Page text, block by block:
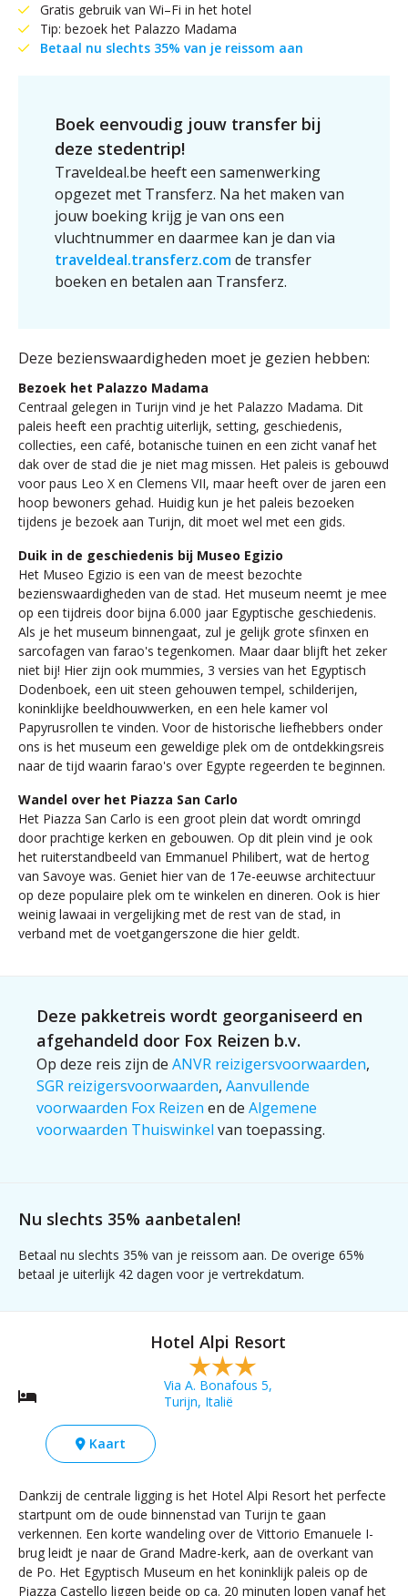
Gratis gebruik van Wi–Fi in het hotel
Tip: bezoek het Palazzo Madama
Betaal nu slechts 35% van je reissom aan
Boek eenvoudig jouw transfer bij
deze stedentrip!
Traveldeal.be heeft een samenwerking
opgezet met Transferz. Na het maken van
jouw boeking krijg je van ons een
vluchtnummer en daarmee kan je dan via
traveldeal.transferz.comde transfer
boeken en betalen aan Transferz.
Deze bezienswaardigheden moet je gezien hebben:
Bezoek het Palazzo Madama
Centraal gelegen in Turijn vind je het Palazzo Madama. Dit
paleis heeft een prachtig uiterlijk, setting, geschiedenis,
collecties, een café, botanische tuinen en een zicht vanaf het
dak over de stad die je niet mag missen. Het paleis is gebouwd
voor paus Leo X en Clemens VII, maar heeft over de jaren een
hoop bewoners gehad. Huidig kun je het paleis bezoeken
tijdens je bezoek aan Turijn, dit moet wel met een gids.
Duik in de geschiedenis bij Museo Egizio
Het Museo Egizio is een van de meest bezochte
bezienswaardigheden van de stad. Het museum neemt je mee
op een tijdreis door bijna 6.000 jaar Egyptische geschiedenis.
Als je het museum binnengaat, zul je gelijk grote sfinxen en
sarcofagen van farao's tegenkomen. Maar daar blijft het zeker
niet bij! Hier zijn ook mummies, 3 versies van het Egyptisch
Dodenboek, een uit steen gehouwen tempel, schilderijen,
koninklijke beeldhouwwerken, en een hele kamer vol
Papyrusrollen te vinden. Voor de historische liefhebbers onder
ons is het museum een geweldige plek om de ontdekkingsreis
naar de tijd waarin farao's over Egypte regeerden te beginnen.
Wandel over het Piazza San Carlo
Het Piazza San Carlo is een groot plein dat wordt omringd
door prachtige kerken en gebouwen. Op dit plein vind je ook
het ruiterstandbeeld van Emmanuel Philibert, wat de hertog
van Savoye was. Geniet hier van de 17e-eeuwse architectuur
op deze populaire plek om te winkelen en dineren. Ook is hier
weinig lawaai in vergelijking met de rest van de stad, in
verband met de voetgangerszone die hier geldt.
Deze pakketreis wordt georganiseerd en
afgehandeld door Fox Reizen b.v.
Op deze reis zijn de ANVR reizigersvoorwaarden,
SGR reizigersvoorwaarden, Aanvullende
voorwaarden Fox Reizen en de Algemene
voorwaarden Thuiswinkel van toepassing.
Nu slechts 35% aanbetalen!
Betaal nu slechts 35% van je reissom aan. De overige 65%
betaal je uiterlijk 42 dagen voor je vertrekdatum.
Hotel Alpi Resort
Via A. Bonafous 5,
Turijn, Italië
Kaart
Dankzij de centrale ligging is het Hotel Alpi Resort het perfecte
startpunt om de oude binnenstad van Turijn te gaan
verkennen. Een korte wandeling over de Vittorio Emanuele I-
brug leidt je naar de Grand Madre-kerk, aan de overkant van
de Po. Het Egyptisch Museum en het koninklijk paleis op de
Piazza Castello liggen beide op ca. 20 minuten lopen vanaf het